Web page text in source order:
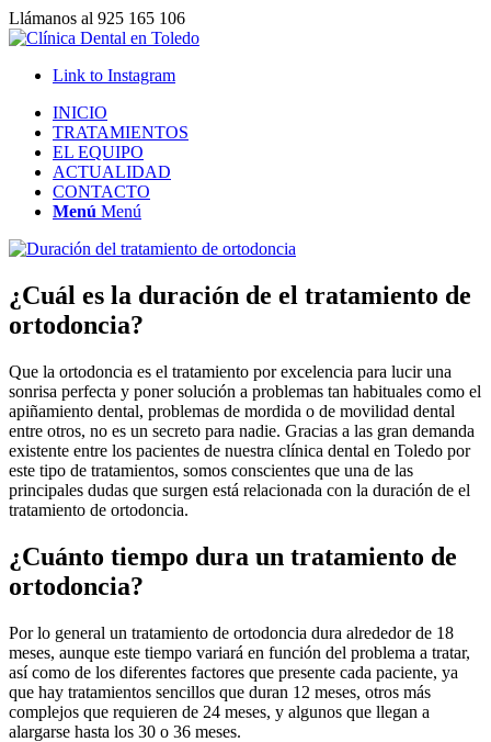
Llámanos al 925 165 106
Link to Instagram
INICIO
TRATAMIENTOS
EL EQUIPO
ACTUALIDAD
CONTACTO
Menú Menú
¿Cuál es la duración de el tratamiento de
ortodoncia?
Que la ortodoncia es el tratamiento por excelencia para lucir una
sonrisa perfecta y poner solución a problemas tan habituales como el
apiñamiento dental, problemas de mordida o de movilidad dental
entre otros, no es un secreto para nadie. Gracias a las gran demanda
existente entre los pacientes de nuestra clínica dental en Toledo por
este tipo de tratamientos, somos conscientes que una de las
principales dudas que surgen está relacionada con la duración de el
tratamiento de ortodoncia.
¿Cuánto tiempo dura un tratamiento de
ortodoncia?
Por lo general un tratamiento de ortodoncia dura alrededor de 18
meses, aunque este tiempo variará en función del problema a tratar,
así como de los diferentes factores que presente cada paciente, ya
que hay tratamientos sencillos que duran 12 meses, otros más
complejos que requieren de 24 meses, y algunos que llegan a
alargarse hasta los 30 o 36 meses.